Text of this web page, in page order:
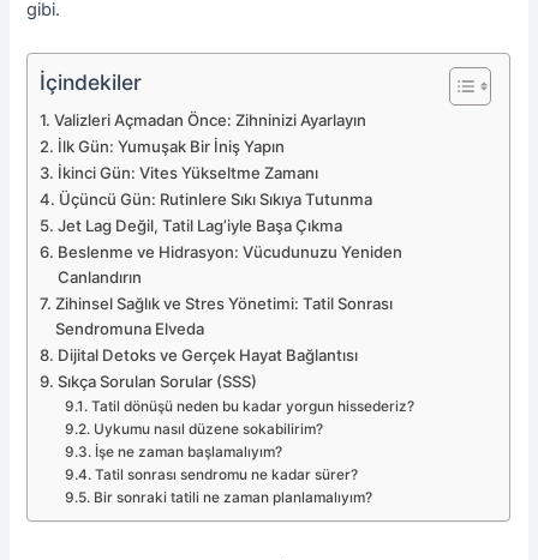
gibi.
İçindekiler
Valizleri Açmadan Önce: Zihninizi Ayarlayın
İlk Gün: Yumuşak Bir İniş Yapın
İkinci Gün: Vites Yükseltme Zamanı
Üçüncü Gün: Rutinlere Sıkı Sıkıya Tutunma
Jet Lag Değil, Tatil Lag’iyle Başa Çıkma
Beslenme ve Hidrasyon: Vücudunuzu Yeniden
Canlandırın
Zihinsel Sağlık ve Stres Yönetimi: Tatil Sonrası
Sendromuna Elveda
Dijital Detoks ve Gerçek Hayat Bağlantısı
Sıkça Sorulan Sorular (SSS)
Tatil dönüşü neden bu kadar yorgun hissederiz?
Uykumu nasıl düzene sokabilirim?
İşe ne zaman başlamalıyım?
Tatil sonrası sendromu ne kadar sürer?
Bir sonraki tatili ne zaman planlamalıyım?